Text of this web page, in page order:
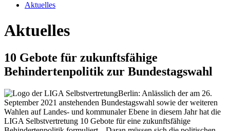
Aktuelles
Aktuelles
10 Gebote für zukunftsfähige
Behindertenpolitik zur Bundestagswahl
Berlin: Anlässlich der am 26.
September 2021 anstehenden Bundestagswahl sowie der weiteren
Wahlen auf Landes- und kommunaler Ebene in diesem Jahr hat die
LIGA Selbstvertretung 10 Gebote für eine zukunftsfähige